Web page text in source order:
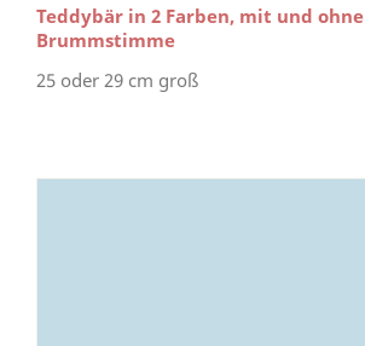
Teddybär in 2 Farben, mit und ohne
Brummstimme
25 oder 29 cm groß